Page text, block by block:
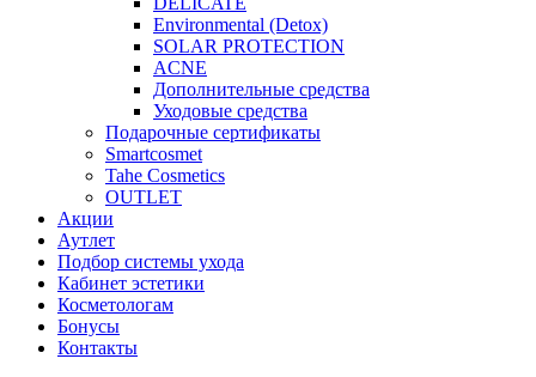
Environmental (Detox)
SOLAR PROTECTION
АCNE
Дополнительные средства
Уходовые средства
Подарочные сертификаты
Smartcosmet
Tahe Cosmetics
OUTLET
Акции
Аутлет
Подбор системы ухода
Кабинет эстетики
Косметологам
Бонусы
Контакты